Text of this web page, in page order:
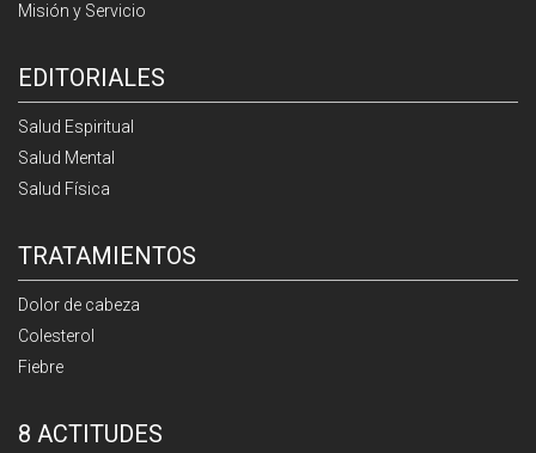
Misión y Servicio
EDITORIALES
Salud Espiritual
Salud Mental
Salud Física
TRATAMIENTOS
Dolor de cabeza
Colesterol
Fiebre
8 ACTITUDES